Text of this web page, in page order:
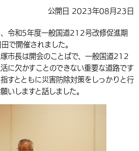
中国語（簡体字）
韓国語（한국어）
組織案内
健康・予防
住宅・インフラ
生涯学習・スポーツ・人権
外国人の方向け情報
産業・雇用
税金
子どもを預ける
健康・医療
計画・施策
スポットを探す
グルメ・食べる
市役所の紹介
広報・広聴
公開日 2023年08月23日
令和5年度一般国道212号改修促進期
で開催されました。
市長は開会のことばで、一般国道212
に欠かすことのできない重要な道路です
すとともに災害防除対策をしっかりと行
いしますと話しました。